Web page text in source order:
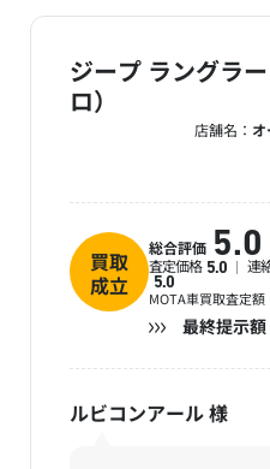
ジープ ラングラ
ロ）
店舗名：
買取
成立
総合評価 5.0
査定価格 5.0 連
5.0
MOTA車買取査定額
最終提示額
ルビコンアール様